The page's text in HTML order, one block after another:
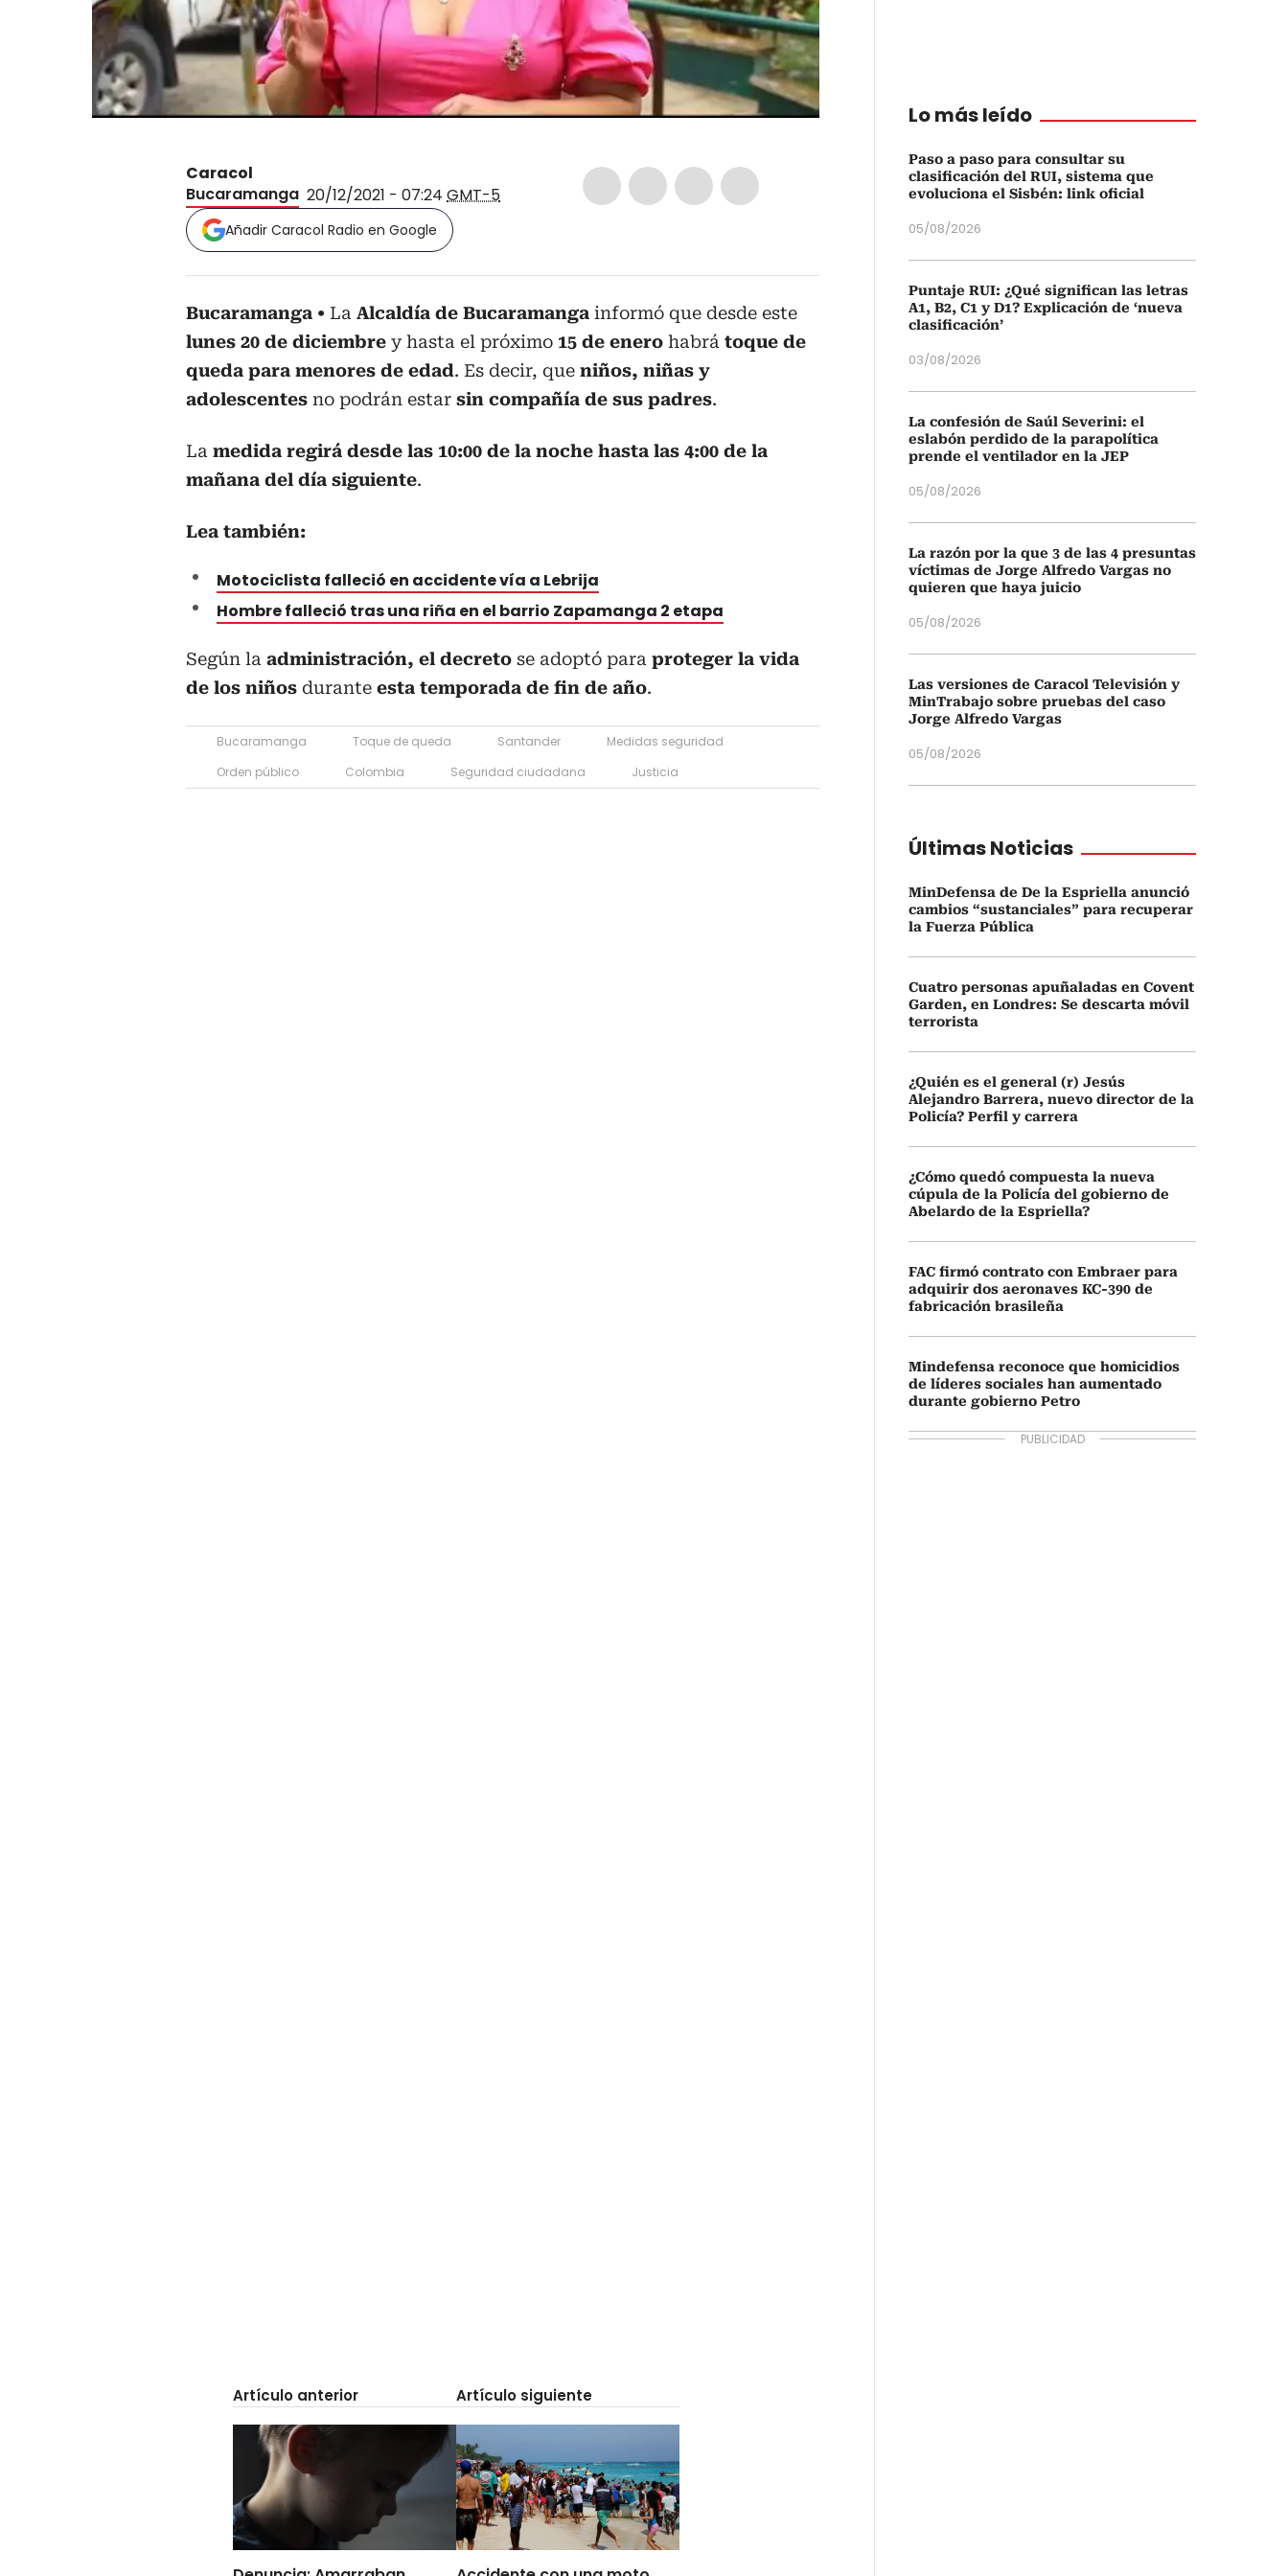
Caracol
Bucaramanga 20/12/2021 - 07:24 GMT-5
Añadir Caracol Radio en Google
Bucaramanga La Alcaldía de Bucaramanga informó que desde este
lunes 20 de diciembre y hasta el próximo 15 de enero habrá toque de
queda para menores de edad. Es decir, que niños, niñas y
adolescentes no podrán estar sin compañía de sus padres.
La medida regirá desde las 10:00 de la noche hasta las 4:00 de la
mañana del día siguiente.
Lea también:
Motociclista falleció en accidente vía a Lebrija
Hombre falleció tras una riña en el barrio Zapamanga 2 etapa
Según la administración, el decreto se adoptó para proteger la vida
de los niños durante esta temporada de fin de año.
Bucaramanga Toque de queda Santander
Medidas seguridad
Orden público
Colombia Seguridad ciudadana Justicia
Artículo anterior Artículo siguiente
Lo más leído
Paso a paso para consultar su
clasificación del RUI, sistema que
evoluciona el Sisbén: link oficial
05/08/2026
Puntaje RUI: ¿Qué significan las letras
A1, B2, C1 y D1? Explicación de ‘nueva
clasificación’
03/08/2026
La confesión de Saúl Severini: el
eslabón perdido de la parapolítica
prende el ventilador en la JEP
05/08/2026
La razón por la que 3 de las 4 presuntas
víctimas de Jorge Alfredo Vargas no
quieren que haya juicio
05/08/2026
Las versiones de Caracol Televisión y
MinTrabajo sobre pruebas del caso
Jorge Alfredo Vargas
05/08/2026
Últimas Noticias
MinDefensa de De la Espriella anunció
cambios “sustanciales” para recuperar
la Fuerza Pública
Cuatro personas apuñaladas en Covent
Garden, en Londres: Se descarta móvil
terrorista
¿Quién es el general (r) Jesús
Alejandro Barrera, nuevo director de la
Policía? Perfil y carrera
¿Cómo quedó compuesta la nueva
cúpula de la Policía del gobierno de
Abelardo de la Espriella?
FAC firmó contrato con Embraer para
adquirir dos aeronaves KC-390 de
fabricación brasileña
Mindefensa reconoce que homicidios
de líderes sociales han aumentado
durante gobierno Petro